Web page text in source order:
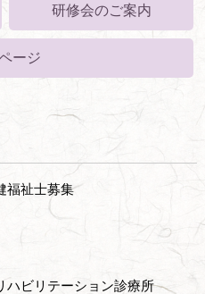
研修会のご案内
ージ
福祉士募集
ハビリテーション診療所